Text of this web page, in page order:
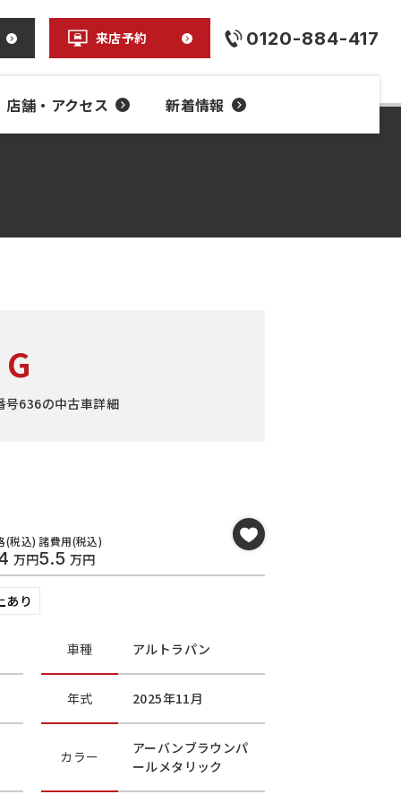
来店予約 0120-884-417
店舗・アクセス 新着情報
号636の中古車詳細
(税込)
万円
諸費用(税込)
5.5 万円
あり
車種 アルトラパン
年式 2025年11月
カラー
アーバンブラウンパ
ールメタリック